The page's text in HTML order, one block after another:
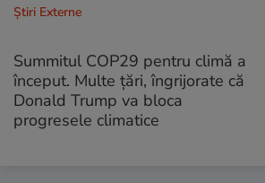
Știri Externe
Summitul COP29 pentru climă a
început. Multe țări, îngrijorate că
Donald Trump va bloca
progresele climatice